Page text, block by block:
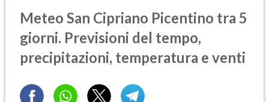
Meteo San Cipriano Picentino tra 5
giorni. Previsioni del tempo,
precipitazioni, temperatura e venti